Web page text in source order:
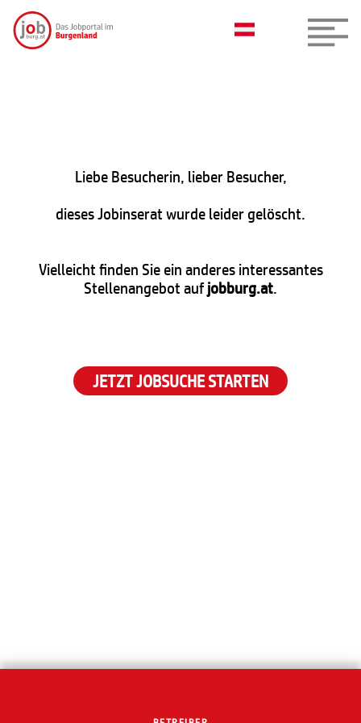
Liebe Besucherin, lieber Besucher,
dieses Jobinserat wurde leider gelöscht.
Vielleicht finden Sie ein anderes interessantes
Stellenangebot aufjobburg.at.
JETZT JOBSUCHE STARTEN